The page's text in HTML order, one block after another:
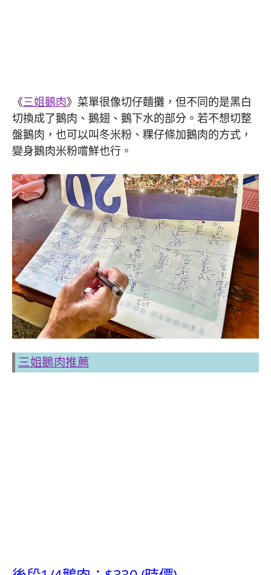
《三姐鵝肉》菜單很像切仔麵攤，但不同的是黑白
切換成了鵝肉、鵝翅、鵝下水的部分。若不想切整
盤鵝肉，也可以叫冬米粉、粿仔條加鵝肉的方式，
變身鵝肉米粉嚐鮮也行。
三姐鵝肉推薦